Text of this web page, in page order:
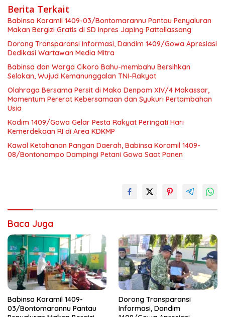
Berita Terkait
Babinsa Koramil 1409-03/Bontomarannu Pantau Penyaluran
Makan Bergizi Gratis di SD Inpres Japing Pattallassang
Dorong Transparansi Informasi, Dandim 1409/Gowa Apresiasi
Dedikasi Wartawan Media Mitra
Babinsa dan Warga Cikoro Bahu-membahu Bersihkan
Selokan, Wujud Kemanunggalan TNI-Rakyat
Olahraga Bersama Persit di Mako Denpom XIV/4 Makassar,
Momentum Pererat Kebersamaan dan Syukuri Pertambahan
Usia
Kodim 1409/Gowa Gelar Pesta Rakyat Peringati Hari
Kemerdekaan RI di Area KDKMP
Kawal Ketahanan Pangan Daerah, Babinsa Koramil 1409-
08/Bontonompo Dampingi Petani Gowa Saat Panen
Baca Juga
Babinsa Koramil 1409-
03/Bontomarannu Pantau
Dorong Transparansi
Informasi, Dandim